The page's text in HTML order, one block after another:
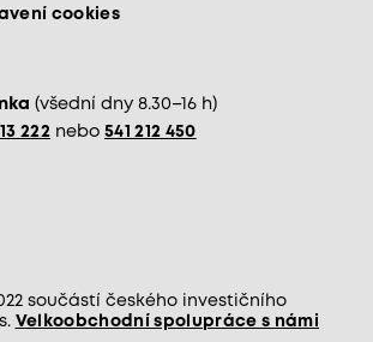
cookies
(všední dny 8.30–16 h)
222 nebo 541 212 450
součástí českého investičního
Velkoobchodní spolupráce s námi